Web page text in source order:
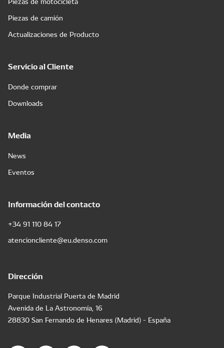
Piezas de camión
Actualizaciones de Producto
Servicio al Cliente
Donde comprar
Downloads
Media
News
Eventos
Información del contacto
+34 91 110 84 17
atencioncliente@eu.denso.com
Dirección
Parque Industrial Puerta de Madrid
Avenida de La Astronomía, 16
28830 San Fernando de Henares (Madrid) - España